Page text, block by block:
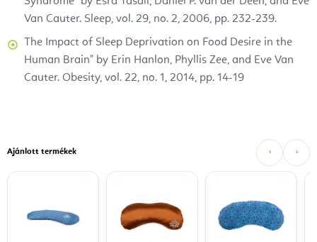
Van Cauter. Sleep, vol. 29, no. 2, 2006, pp. 232-239.
The Impact of Sleep Deprivation on Food Desire in the
Human Brain" by Erin Hanlon, Phyllis Zee, and Eve Van
Cauter. Obesity, vol. 22, no. 1, 2014, pp. 14-19
Ajánlott termékek ‹ ›